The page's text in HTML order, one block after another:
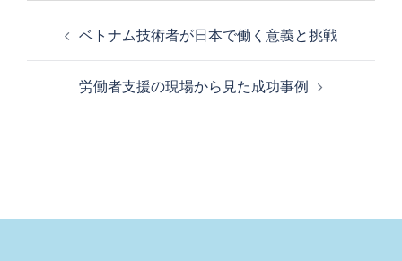
ナ
ン
ベトナム技術者が日本で働く意義と挑戦
労働者支援の現場から見た成功事例